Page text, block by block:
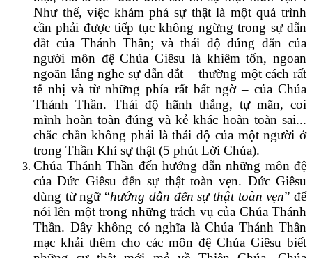
Như thế, việc khám phá sự thật là một quá trình
cần phải được tiếp tục không ngừng trong sự dẫn
dắt của Thánh Thần; và thái độ đúng đắn của
người môn đệ Chúa Giêsu là khiêm tốn, ngoan
ngoãn lắng nghe sự dẫn dắt – thường một cách rất
tế nhị và từ những phía rất bất ngờ – của Chúa
Thánh Thần. Thái độ hãnh thắng, tự mãn, coi
mình hoàn toàn đúng và kẻ khác hoàn toàn sai...
chắc chắn không phải là thái độ của một người ở
trong Thần Khí sự thật (5 phút Lời Chúa).
Chúa Thánh Thần đến hướng dẫn những môn đệ
của Đức Giêsu đến sự thật toàn vẹn. Đức Giêsu
dùng từ ngữ “hướng dẫn đến sự thật toàn vẹn” để
nói lên một trong những trách vụ của Chúa Thánh
Thần. Đây không có nghĩa là Chúa Thánh Thần
mạc khải thêm cho các môn đệ Chúa Giêsu biết